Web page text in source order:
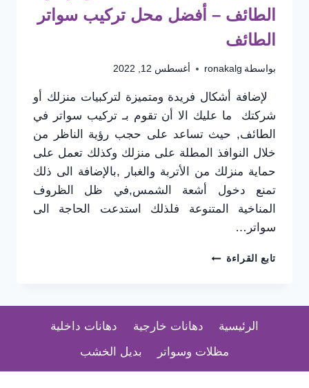
الطائف – أفضل محل تركيب سواتر
الطائف
بواسطة ronakalg أغسطس 12, 2022
لإضافة أشكال فريدة ومتميزة لتركبيات منزلك أو
شركتك ما عليك الا أن تقوم بـ تركيب سواتر في
الطائف, حيث تساعد على حجب رؤية الناظر من
خلال النوافذ المطلة على منزلك وكذلك تعمل على
حماية منزلك من الأتربة والغبار ,بالإضافة الى ذلك
تمنع دخول أشعة الشمس,في ظل الظروف
المناخية المتنوعة فلذلك استدعت الحاجة الى
سواتر…
تابع القراءة تركيب
–
السواتر
في
الرئيسية دهانات خارجية
دهانات داخلية
مظلات وسواتر
بديل الخشب